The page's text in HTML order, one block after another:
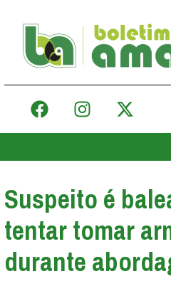
Suspeito é
tentar tomar
durante